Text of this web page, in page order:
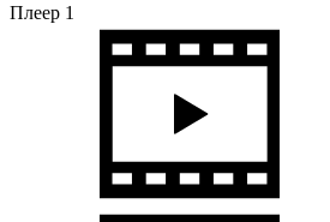
Плеер 1